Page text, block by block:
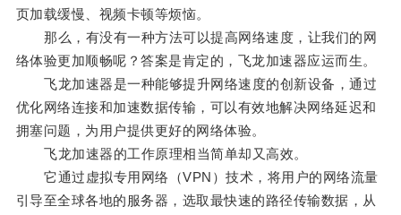
页加载缓慢、视频卡顿等烦恼。
那么，有没有一种方法可以提高网络速度，让我们的网
络体验更加顺畅呢？答案是肯定的，飞龙加速器应运而生。
飞龙加速器是一种能够提升网络速度的创新设备，通过
优化网络连接和加速数据传输，可以有效地解决网络延迟和
拥塞问题，为用户提供更好的网络体验。
飞龙加速器的工作原理相当简单却又高效。
它通过虚拟专用网络（VPN）技术，将用户的网络流量
引导至全球各地的服务器，选取最快速的路径传输数据，从